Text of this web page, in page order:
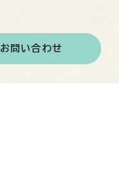
お問い合わせ